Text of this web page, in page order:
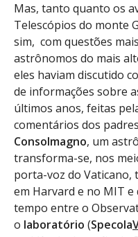
Mas, tanto quanto os
Telescópios do monte
sim, com questões
astrônomos do mais
eles haviam discutido
de informações sobre
últimos anos, feitas
comentários dos
Consolmagno, um
transforma-se, nos
porta-voz do Vaticano,
em Harvard e no MIT
tempo entre o
o laboratório (Specola